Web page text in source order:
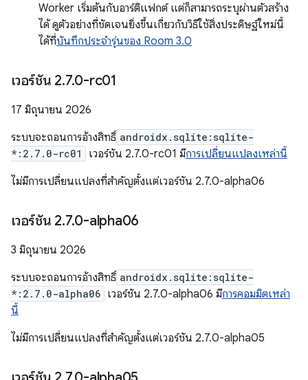
Worker เริ่มต้นกับอาร์ติแฟกต์ แต่ก็สามารถระบุผ่านตัวสร้าง
ได้ ดูตัวอย่างที่ชัดเจนยิ่งขึ้นเกี่ยวกับวิธีใช้สิ่งประดิษฐ์ใหม่นี้
ได้ที่บันทึกประจำรุ่นของ Room 3.0
เวอร์ชัน 2.7.0-rc01
17 มิถุนายน 2026
ระบบจะถอนการอ้างสิทธิ์ androidx.sqlite:sqlite-
*:2.7.0-rc01
เวอร์ชัน 2.7.0-rc01 มีการเปลี่ยนแปลงเหล่านี้
ไม่มีการเปลี่ยนแปลงที่สำคัญตั้งแต่เวอร์ชัน 2.7.0-alpha06
เวอร์ชัน 2.7.0-alpha06
3 มิถุนายน 2026
ระบบจะถอนการอ้างสิทธิ์ androidx.sqlite:sqlite-
*:2.7.0-alpha06 เวอร์ชัน 2.7.0-alpha06 มีการคอมมิตเหล่า
นี้
ไม่มีการเปลี่ยนแปลงที่สำคัญตั้งแต่เวอร์ชัน 2.7.0-alpha05